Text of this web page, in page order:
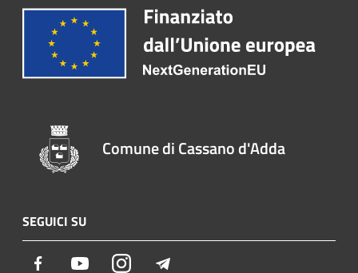
Comune di Cassano d'Adda
SEGUICI SU
Facebook YoutubeInstagram